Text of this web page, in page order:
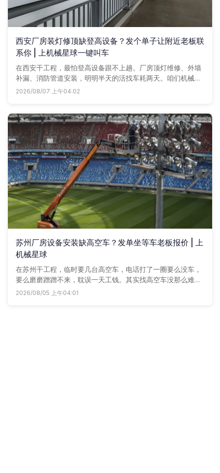
西安厂房装灯修顶缺登高设备？发个单子让附近老板联
系你 | 上机械星球一键叫车
在西安干工程，最怕登高设备跟不上趟。厂房顶灯维修、外墙
补漏、消防管道安装，明明半天的活找车耗两天。咱们机械星
球把周边升降车、曲臂车、高空作业车全搬上线，发个单子，
2026/08/07 上午04:02
苏州厂房设备安装缺高空车？发单坐等车老板报价 | 上
机械星球
在苏州干工程，临时要几台高空车，电话打了一圈要么没车，
要么磨磨蹭蹭不来，耽误一天工钱。其实找高空车没那么难，
手机上发个需求，周边车老板抢着联系你，自己比价比服务，
2026/08/05 上午04:01